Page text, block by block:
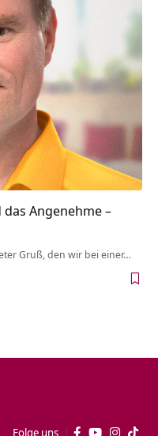
Angenehme –
Gruß, den wir bei einer…
Folge uns